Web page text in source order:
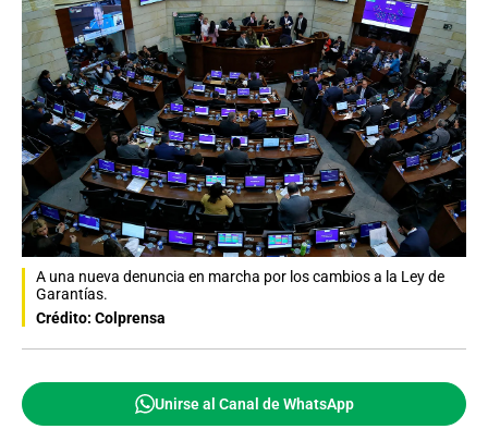
A una nueva denuncia en marcha por los cambios a la Ley de
Garantías.
Crédito: Colprensa
Unirse al Canal de WhatsApp